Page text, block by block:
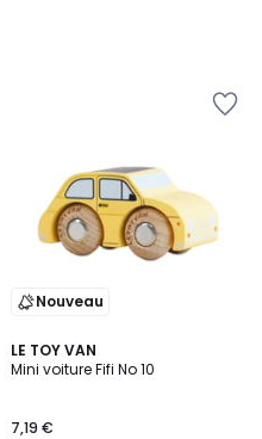
Nouveau
LE TOY VAN
Mini voiture Fifi No 10
7,19 €